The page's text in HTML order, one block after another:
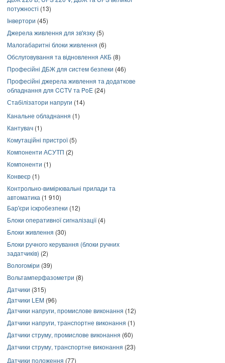
потужності (13)
Інвертори (45)
Джерела живлення для зв'язку (5)
Малогабаритні блоки живлення (6)
Обслуговування та відновлення АКБ (8)
Професійні ДБЖ для систем безпеки (46)
Професійні джерела живлення та додаткове
обладнання для CCTV та PoE (24)
Стабілізатори напруги (14)
Канальне обладнання (1)
Кантувач (1)
Комутаційні пристрої(5)
Компоненти АСУТП (2)
Компоненти (1)
Конвеєр (1)
Контрольно-вимірювальні прилади та
автоматика (1 910)
Бар'єри іскробезпеки (12)
Блоки оперативної сигналізації(4)
Блоки живлення (30)
Блоки ручного керування (блоки ручних
задатчиків) (2)
Вологоміри (39)
Вольтамперфазометри (8)
Датчики (315)
Датчики LEM (96)
Датчики напруги, промислове виконання (12)
Датчики напруги, транспортне виконання (1)
Датчики струму, промислове виконання (60)
Датчики струму, транспортне виконання (23)
Датчики положення (77)